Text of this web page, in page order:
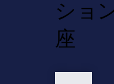
ショ
座